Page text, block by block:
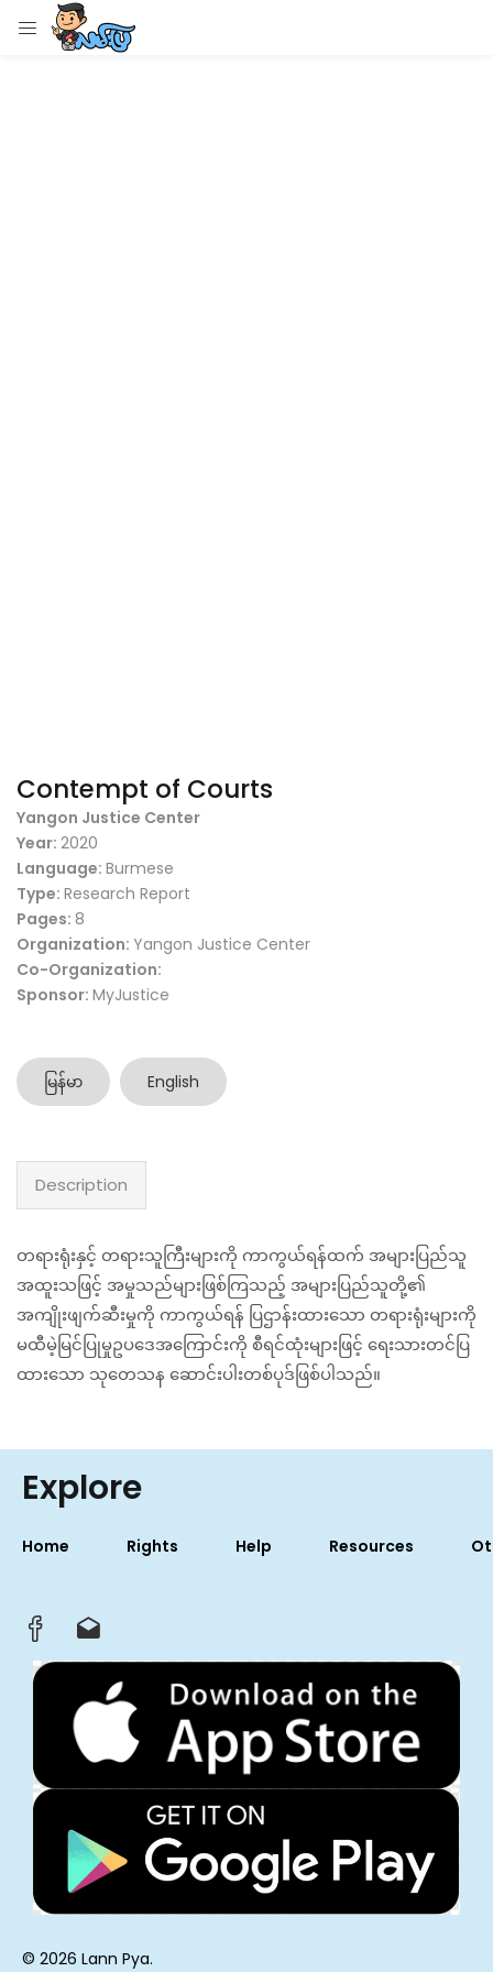
Contempt of Courts
Yangon Justice Center
Year: 2020
Language: Burmese
Type: Research Report
Pages: 8
Organization: Yangon Justice Center
Co-Organization:
Sponsor: MyJustice
မြန်မာ English
Description
တရားရုံးနှင့် တရားသူကြီးများကို ကာကွယ်ရန်ထက် အများပြည်သူ
အထူးသဖြင့် အမှုသည်များဖြစ်ကြသည့် အများပြည်သူတို့၏
အကျိုးဖျက်ဆီးမှုကို ကာကွယ်ရန် ပြဌာန်းထားသော တရားရုံးများကို
မထီမဲ့မြင်ပြုမှုဥပဒေအကြောင်းကို စီရင်ထုံးများဖြင့် ရေးသားတင်ပြ
ထားသော သုတေသန ဆောင်းပါးတစ်ပုဒ်ဖြစ်ပါသည်။
Explore
Home Rights Help Resources
© 2026 Lann Pya.
LOGIN